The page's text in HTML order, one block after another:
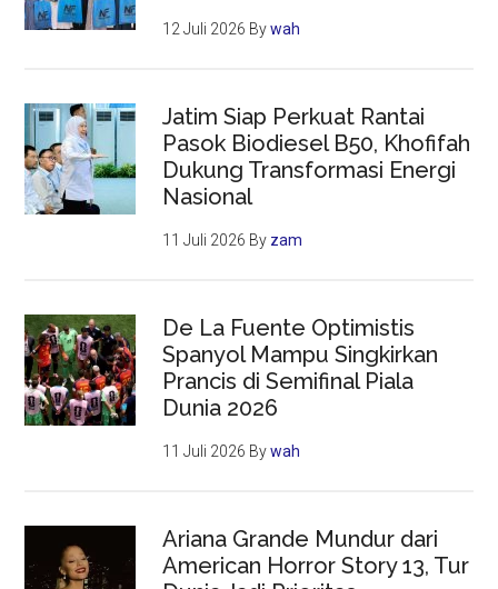
12 Juli 2026 Bywah
Jatim Siap Perkuat Rantai
Pasok Biodiesel B50, Khofifah
Dukung Transformasi Energi
Nasional
11 Juli 2026 By zam
De La Fuente Optimistis
Spanyol Mampu Singkirkan
Prancis di Semifinal Piala
Dunia 2026
11 Juli 2026 Bywah
Ariana Grande Mundur dari
American Horror Story 13, Tur